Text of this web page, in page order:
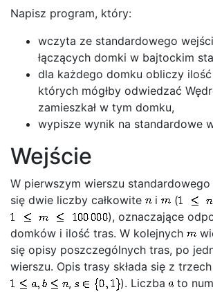
Napisz program, który:
wczyta ze standardowego
łączących domki w bajtockim
dla każdego domku obliczy ilość
których mógłby odwiedzać
zamieszkał w tym domku,
wypisze wynik na standardowe
Wejście
W pierwszym wierszu
się dwie liczby całkowite
i (
), oznaczające
domków i ilość tras. W kolejnych
się opisy poszczególnych tras, po
wierszu. Opis trasy składa się z
,
). Liczba
to